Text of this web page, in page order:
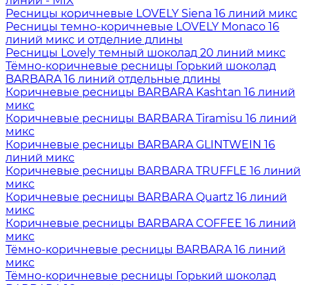
Ресницы коричневые LOVELY Siena 16 линий микс
Ресницы темно-коричневые LOVELY Monaco 16
линий микс и отделние длины
Ресницы Lovely темный шоколад 20 линий микс
Тёмно-коричневые ресницы Горький шоколад
BARBARA 16 линий отдельные длины
Коричневые ресницы BARBARA Kashtan 16 линий
микс
Коричневые ресницы BARBARA Tiramisu 16 линий
микс
Коричневые ресницы BARBARA GLINTWEIN 16
линий микс
Коричневые ресницы BARBARA TRUFFLE 16 линий
микс
Коричневые ресницы BARBARA Quartz 16 линий
микс
Коричневые ресницы BARBARA COFFEE 16 линий
микс
Тёмно-коричневые ресницы BARBARA 16 линий
микс
Тёмно-коричневые ресницы Горький шоколад